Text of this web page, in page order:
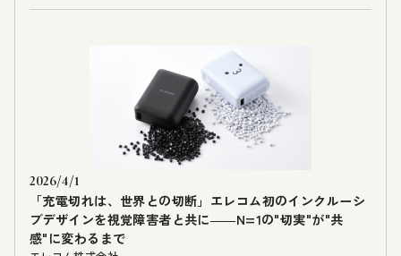
2026/4/1
「充電切れは、世界との切断」エレコム初のインクルーシ
ブデザインを視覚障害者と共に――N=1の"切実"が"共
感"に変わるまで